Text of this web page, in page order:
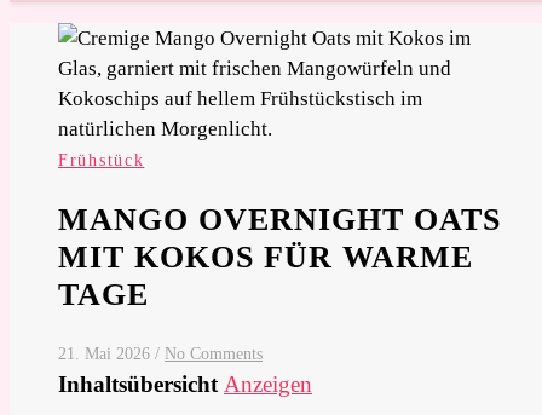
Frühstück
MANGO OVERNIGHT OATS
MIT KOKOS FÜR WARME
TAGE
21. Mai 2026 / No Comments
InhaltsübersichtAnzeigen